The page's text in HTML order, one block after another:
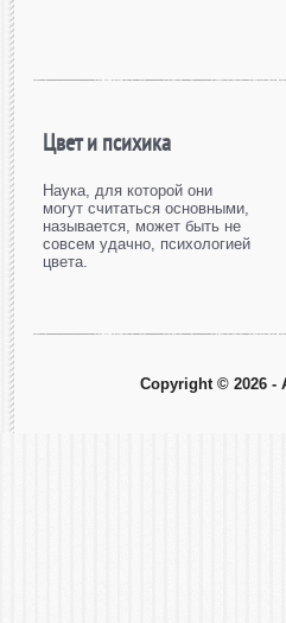
Цвет и психика
Наука, для которой они
могут считаться основными,
называется, может быть не
совсем удачно, психологией
цвета.
Copyright © 2026 -